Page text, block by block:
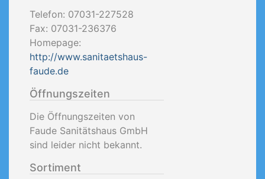
Telefon: 07031-227528
Fax: 07031-236376
Homepage:
http://www.sanitaetshaus-
faude.de
Öffnungszeiten
Die Öffnungszeiten von
Faude Sanitätshaus GmbH
sind leider nicht bekannt.
Sortiment